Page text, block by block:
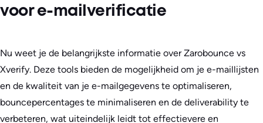
voor e-mailverificatie
Nu weet je de belangrijkste informatie over Zarobounce vs
Xverify. Deze tools bieden de mogelijkheid om je e-maillijsten
en de kwaliteit van je e-mailgegevens te optimaliseren,
bouncepercentages te minimaliseren en de deliverability te
verbeteren, wat uiteindelijk leidt tot effectievere en